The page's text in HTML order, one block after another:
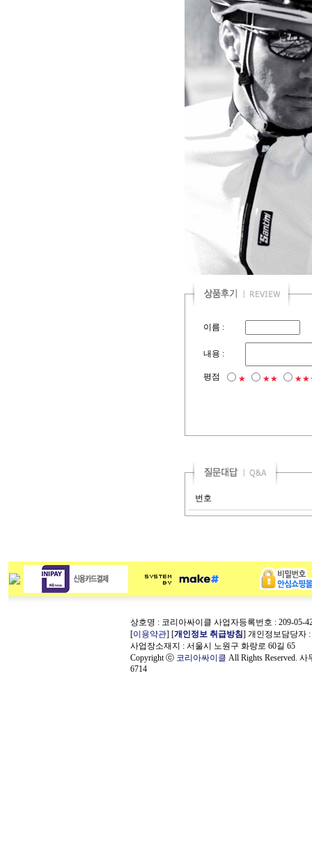
이름 :
내용 :
평점 ★ ★★
번호
상호명 : 코리아싸이클 사업자등록번호 : 209-05-
[이용약관] [개인정보 취급방침] 개인정보담당자 :
사업장소재지 : 서울시 노원구 화랑로 60길 65
Copyright ⓒ 코리아싸이클 All Rights Reserved.
6714